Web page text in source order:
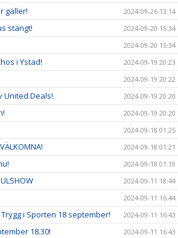
gäller! 2024-09-26 13:14
stängt! 2024-09-20 15:34
2024-09-20 15:34
i Ystad! 2024-09-19 20:23
2024-09-19 20:22
United Deals! 2024-09-19 20:20
2024-09-19 20:20
2024-09-18 01:25
2024-09-18 01:21
2024-09-18 01:19
2024-09-11 18:44
2024-09-11 16:44
i Sporten 18 september! 2024-09-11 16:43
18.30! 2024-09-11 16:43